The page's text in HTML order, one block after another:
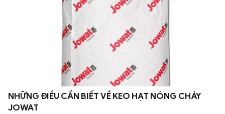
NHỮNG ĐIỀU CẦN BIẾT VỀ KEO HẠT NÓNG CHẢY
JOWAT